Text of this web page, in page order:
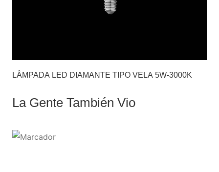
LÂMPADA LED DIAMANTE TIPO VELA 5W-3000K
La Gente También Vio